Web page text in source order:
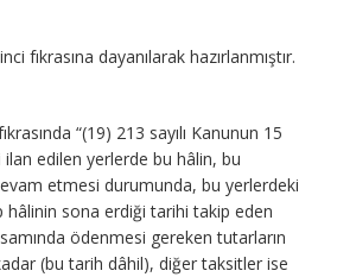
fıkrasına dayanılarak hazırlanmıştır.
“(19) 213 sayılı Kanunun 15
edilen yerlerde bu hâlin, bu
etmesi durumunda, bu yerlerdeki
hâlinin sona erdiği tarihi takip eden
ödenmesi gereken tutarların
(bu tarih dâhil), diğer taksitler ise